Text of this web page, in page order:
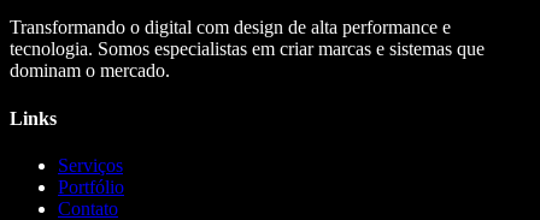
Transformando o digital com design de alta performance e
tecnologia. Somos especialistas em criar marcas e sistemas que
dominam o mercado.
Links
Serviços
Portfólio
Contato